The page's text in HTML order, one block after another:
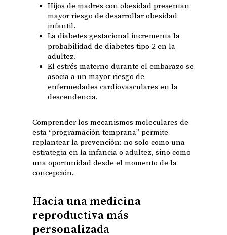
Hijos de madres con obesidad presentan
mayor riesgo de desarrollar obesidad
infantil.
La diabetes gestacional incrementa la
probabilidad de diabetes tipo 2 en la
adultez.
El estrés materno durante el embarazo se
asocia a un mayor riesgo de
enfermedades cardiovasculares en la
descendencia.
Comprender los mecanismos moleculares de
esta “programación temprana” permite
replantear la prevención: no solo como una
estrategia en la infancia o adultez, sino como
una oportunidad desde el momento de la
concepción.
Hacia una medicina
reproductiva más
personalizada